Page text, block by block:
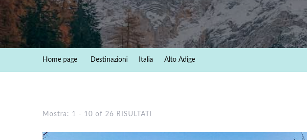
Home page Destinazioni Italia Alto Adige
Mostra: 1 - 10 of 26 RISULTATI